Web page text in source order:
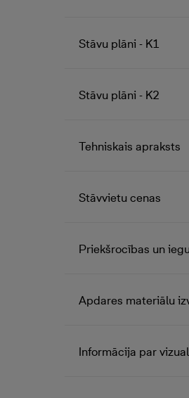
Stāvu plāni - K1
Stāvu plāni - K2
Tehniskais apraksts
Stāvvietu cenas
Priekšrocības un
Apdares materiālu
Informācija par